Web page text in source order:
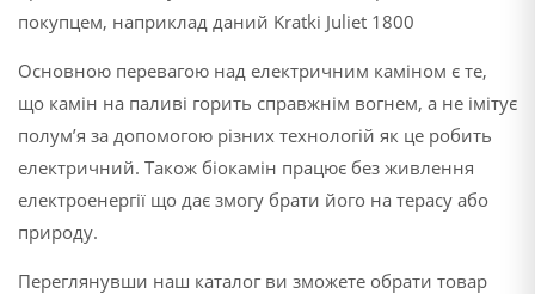
покупцем, наприклад даний Kratki Juliet 1800
Основною перевагою над електричним каміном є те,
що камін на паливі горить справжнім вогнем, а не імітує
полум’я за допомогою різних технологій як це робить
електричний. Також біокамін працює без живлення
електроенергії що дає змогу брати його на терасу або
природу.
Переглянувши наш каталог ви зможете обрати товар